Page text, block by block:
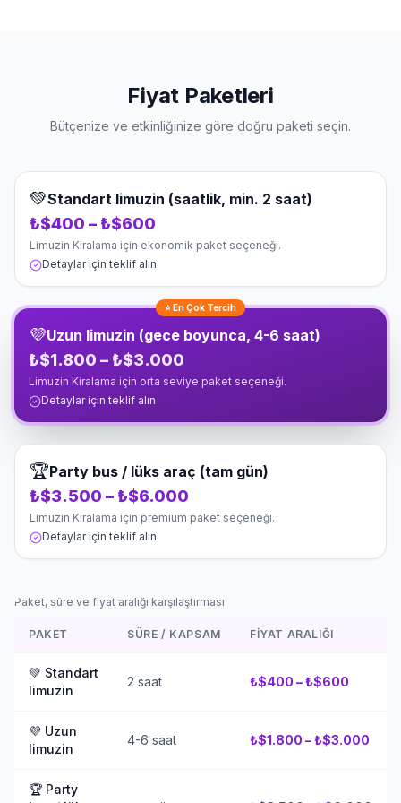
Fiyat Paketleri
Bütçenize ve etkinliğinize göre doğru paketi seçin.
💚Standart limuzin (saatlik, min. 2 saat)
₺$400 – ₺$600
Limuzin Kiralama için ekonomik paket seçeneği.
Detaylar için teklif alın
⭐ En Çok Tercih
💜Uzun limuzin (gece boyunca, 4-6 saat)
₺$1.800 – ₺$3.000
Limuzin Kiralama için orta seviye paket seçeneği.
Detaylar için teklif alın
🏆Party bus / lüks araç (tam gün)
₺$3.500 – ₺$6.000
Limuzin Kiralama için premium paket seçeneği.
Detaylar için teklif alın
Paket, süre ve fiyat aralığı karşılaştırması
PAKET SÜRE / KAPSAM FIYAT ARALIĞI
💚 Standart
limuzin
2 saat ₺$400 – ₺$600
💜 Uzun
limuzin
4-6 saat ₺$1.800 – ₺$3.000
🏆 Party